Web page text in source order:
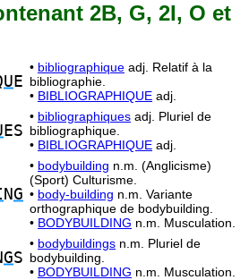
2B, G, 2I, O et
U E
• bibliographique adj. Relatif à la
bibliographie.
• BIBLIOGRAPHIQUE adj.
ES
• bibliographiques adj. Pluriel de
bibliographique.
• BIBLIOGRAPHIQUE adj.
NG
• bodybuilding n.m. (Anglicisme)
(Sport) Culturisme.
• body-building n.m. Variante
orthographique de bodybuilding.
• BODYBUILDING n.m. Musculation.
GS
• bodybuildings n.m. Pluriel de
bodybuilding.
• BODYBUILDING n.m. Musculation.